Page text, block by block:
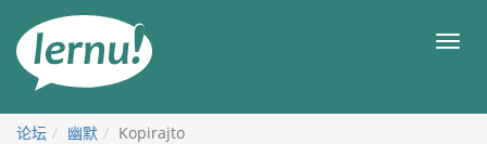
目
论坛 幽默 Kopirajto